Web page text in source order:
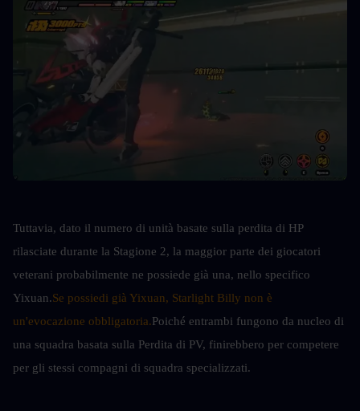
Tuttavia, dato il numero di unità basate sulla perdita di HP
rilasciate durante la Stagione 2, la maggior parte dei giocatori
veterani probabilmente ne possiede già una, nello specifico
Yixuan.Se possiedi già Yixuan, Starlight Billy non è
un'evocazione obbligatoria.Poiché entrambi fungono da nucleo di
una squadra basata sulla Perdita di PV, finirebbero per competere
per gli stessi compagni di squadra specializzati.